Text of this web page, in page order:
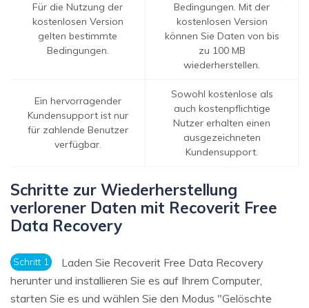
Für die Nutzung der
kostenlosen Version
gelten bestimmte
Bedingungen.
Bedingungen. Mit der
kostenlosen Version
können Sie Daten von bis
zu 100 MB
wiederherstellen.
Ein hervorragender
Kundensupport ist nur
für zahlende Benutzer
verfügbar.
Sowohl kostenlose als
auch kostenpflichtige
Nutzer erhalten einen
ausgezeichneten
Kundensupport.
Schritte zur Wiederherstellung
verlorener Daten mit Recoverit Free
Data Recovery
Schritt 1
Laden Sie Recoverit Free Data Recovery
herunter und installieren Sie es auf Ihrem Computer,
starten Sie es und wählen Sie den Modus "Gelöschte